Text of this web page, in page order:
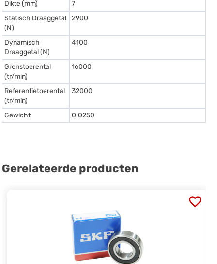
Dikte (mm)
7
Statisch Draaggetal
(N)
2900
Dynamisch
Draaggetal (N)
4100
Grenstoerental
(tr/min)
16000
Referentietoerental
(tr/min)
32000
Gewicht 0.0250
Gerelateerde producten